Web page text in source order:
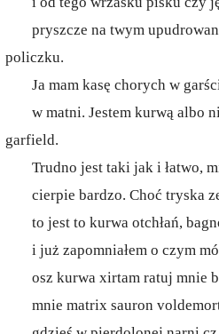
pryszcze na twym
policzku.
Ja mam kasę chorych w
w matni. Jestem kurwą albo
garfield.
Trudno jest taki jak i łatwo,
cierpie bardzo. Choć tryska
to jest to kurwa otchłań,
i już zapomniałem o czym
osz kurwa xirtam ratuj mnie
mnie matrix sauron